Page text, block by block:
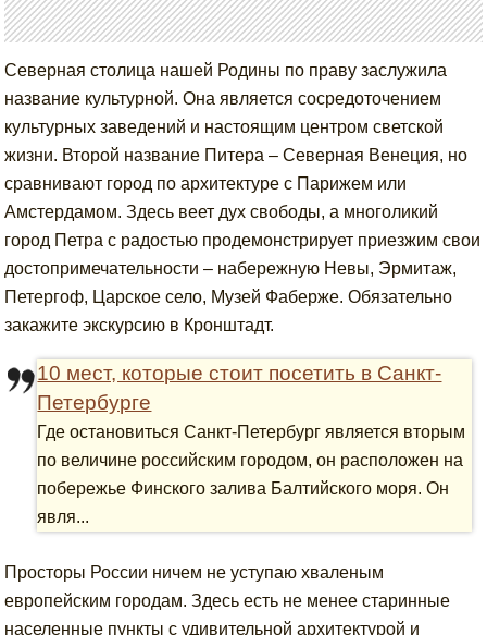
Северная столица нашей Родины по праву заслужила
название культурной. Она является сосредоточением
культурных заведений и настоящим центром светской
жизни. Второй название Питера – Северная Венеция, но
сравнивают город по архитектуре с Парижем или
Амстердамом. Здесь веет дух свободы, а многоликий
город Петра с радостью продемонстрирует приезжим свои
достопримечательности – набережную Невы, Эрмитаж,
Петергоф, Царское село, Музей Фаберже. Обязательно
закажите экскурсию в Кронштадт.
10 мест, которые стоит посетить в Санкт-
Петербурге
Где остановиться Санкт-Петербург является вторым
по величине российским городом, он расположен на
побережье Финского залива Балтийского моря. Он
явля...
Просторы России ничем не уступаю хваленым
европейским городам. Здесь есть не менее старинные
населенные пункты с удивительной архитектурой и